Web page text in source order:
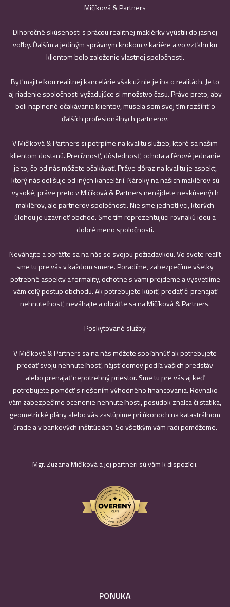
Mičíková & Partners
Dlhoročné skúsenosti s prácou realitnej maklérky vyústili do jasnej
voľby. Ďalším a jediným správnym krokom v kariére a vo vzťahu ku
klientom bolo založenie vlastnej spoločnosti.
Byť majiteľkou realitnej kancelárie však už nie je iba o realitách. Je to
aj riadenie spoločnosti vyžadujúce si množstvo času. Práve preto, aby
boli naplnené očakávania klientov, musela som svoj tím rozšíriť o
ďalších profesionálnych partnerov.
V Mičíková & Partners si potrpíme na kvalitu služieb, ktoré sa našim
klientom dostanú. Precíznosť, dôslednosť, ochota a férové jednanie
je to, čo od nás môžete očakávať. Práve dôraz na kvalitu je aspekt,
ktorý nás odlišuje od iných kancelárií. Nároky na našich maklérov sú
vysoké, práve preto v Mičíková & Partners nenájdete neskúsených
maklérov, ale partnerov spoločnosti. Nie sme jednotlivci, ktorých
úlohou je uzavrieť obchod. Sme tím reprezentujúci rovnakú ideu a
dobré meno spoločnosti.
Neváhajte a obráťte sa na nás so svojou požiadavkou. Vo svete realít
sme tu pre vás v každom smere. Poradíme, zabezpečíme všetky
potrebné aspekty a formality, ochotne s vami prejdeme a vysvetlíme
vám celý postup obchodu. Ak potrebujete kúpiť, predať či prenajať
nehnuteľnosť, neváhajte a obráťte sa na Mičíková & Partners.
Poskytované služby
V Mičíková & Partners sa na nás môžete spoľahnúť ak potrebujete
predať svoju nehnuteľnosť, nájsť domov podľa vašich predstáv
alebo prenajať nepotrebný priestor. Sme tu pre vás aj keď
potrebujete pomôcť s riešením výhodného financovania. Rovnako
vám zabezpečíme ocenenie nehnuteľnosti, posudok znalca či statika,
geometrické plány alebo vás zastúpime pri úkonoch na katastrálnom
úrade a v bankových inštitúciách. So všetkým vám radi pomôžeme.
Mgr. Zuzana Mičíková a jej partneri sú vám k dispozícii.
PONUKA